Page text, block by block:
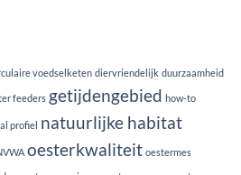
voedselketen diervriendelijk duurzaamheid
feeders getijdengebied how-to
profiel natuurlijke habitat
oesterkwaliteit oestermes